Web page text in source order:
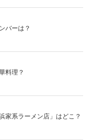
バーは？
料理？
家系ラーメン店」はどこ？